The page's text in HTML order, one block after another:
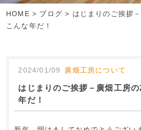
HOME > ブログ > はじまりのご挨拶
こんな年だ！
はじまりのご挨拶－廣畑工房
年だ！
2024/01/09 廣畑工房について